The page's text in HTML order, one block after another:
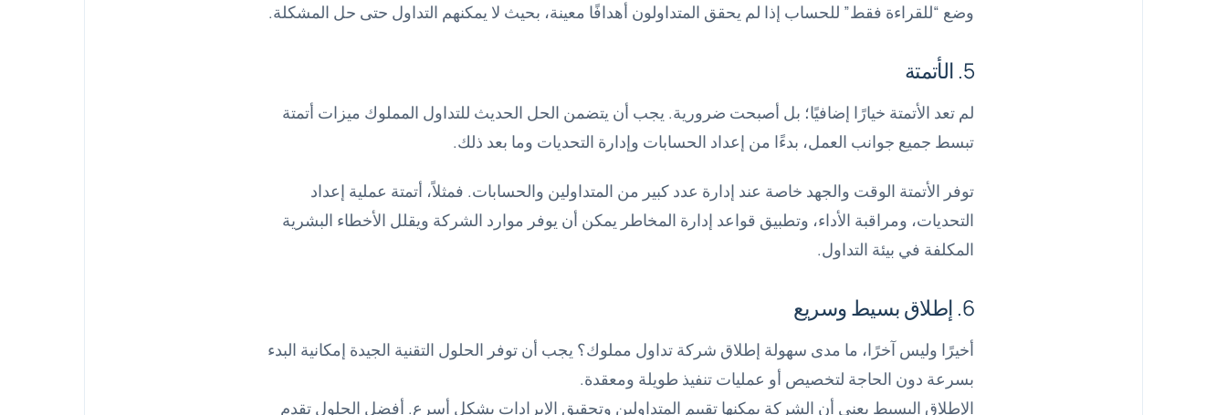
وضع “للقراءة فقط” للحساب إذا لم يحقق المتداولون أهدافًا معينة، بحيث لا يمكنهم التداول حتى حل المشكلة.
5. الأتمتة
لم تعد الأتمتة خيارًا إضافيًا؛ بل أصبحت ضرورية. يجب أن يتضمن الحل الحديث للتداول المملوك ميزات أتمتة
تبسط جميع جوانب العمل، بدءًا من إعداد الحسابات وإدارة التحديات وما بعد ذلك.
توفر الأتمتة الوقت والجهد خاصة عند إدارة عدد كبير من المتداولين والحسابات. فمثلاً، أتمتة عملية إعداد
التحديات، ومراقبة الأداء، وتطبيق قواعد إدارة المخاطر يمكن أن يوفر موارد الشركة ويقلل الأخطاء البشرية
المكلفة في بيئة التداول.
6. إطلاق بسيط وسريع
أخيرًا وليس آخرًا، ما مدى سهولة إطلاق شركة تداول مملوك؟ يجب أن توفر الحلول التقنية الجيدة إمكانية البدء
بسرعة دون الحاجة لتخصيص أو عمليات تنفيذ طويلة ومعقدة.
الإطلاق البسيط يعني أن الشركة يمكنها تقييم المتداولين وتحقيق الإيرادات بشكل أسرع. أفضل الحلول تقدم